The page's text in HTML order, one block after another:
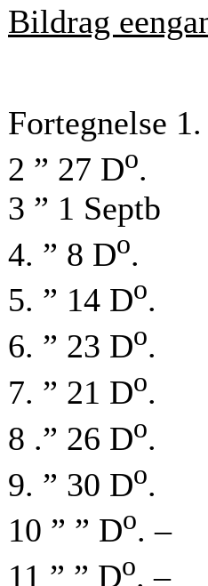
Bildrag
Fortegnelse
2 ” 27 Do.
3 ” 1 Septb
4. ” 8 Do.
5. ” 14 Do.
6. ” 23 Do.
7. ” 21 Do.
8 .” 26 Do.
9. ” 30 Do.
10 ” ” Do. –
11 ” ” Do. –